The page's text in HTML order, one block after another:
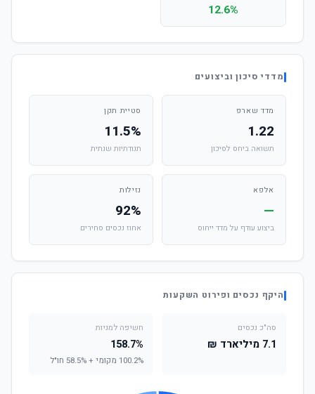
12.6%
מדדי סיכון וביצועים
מדד שארפ
1.22
תשואה ביחס לסיכון
סטיית תקן
11.5%
תנודתיות שנתית
אלפא
—
ביצוע עודף על מדד ייחוס
נזילות
92%
אחוז נכסים סחירים
היקף נכסים ופירוט השקעות
סה"כ נכסים
7.1 מיליארד ₪
חשיפה למניות
158.7%
100.2% מקומי + 58.5% חו"ל